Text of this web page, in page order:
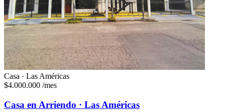
Casa · Las Américas
$4.000.000 /mes
Casa en Arriendo · Las Américas